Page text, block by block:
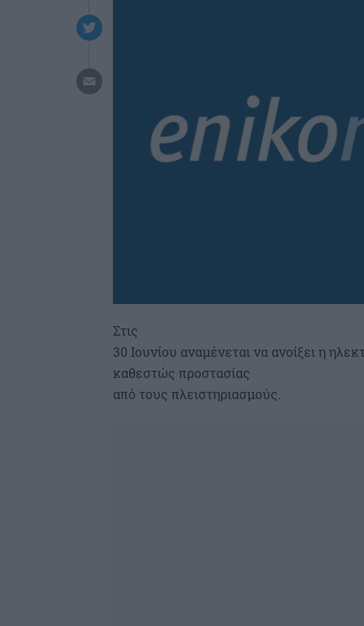
Στις
30 Ιουνίου αναμένεται να ανοίξει η
καθεστώς προστασίας
από τους πλειστηριασμούς.